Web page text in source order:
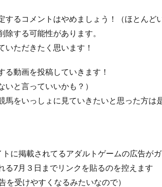
るコメントはやめましょう！（ほとんど
する可能性があります。
いただきたく思います！
る動画を投稿していきます！
いと言っていいかも？）
馬をいっしょに見ていきたいと思った方は
に掲載されてるアダルトゲームの広告が
る7月３日までリンクを貼るのを控えます
を受けやすくなるみたいなので）